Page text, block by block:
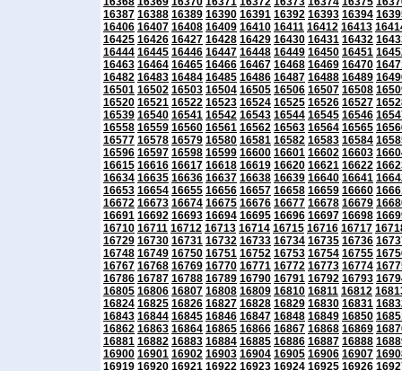
16387 16388 16389 16390 16391 16392 16393 16394
16406 16407 16408 16409 16410 16411 16412 16413
16425 16426 16427 16428 16429 16430 16431 16432
16444 16445 16446 16447 16448 16449 16450 16451
16463 16464 16465 16466 16467 16468 16469 16470
16482 16483 16484 16485 16486 16487 16488 16489
16501 16502 16503 16504 16505 16506 16507 16508
16520 16521 16522 16523 16524 16525 16526 16527
16539 16540 16541 16542 16543 16544 16545 16546
16558 16559 16560 16561 16562 16563 16564 16565
16577 16578 16579 16580 16581 16582 16583 16584
16596 16597 16598 16599 16600 16601 16602 16603
16615 16616 16617 16618 16619 16620 16621 16622
16634 16635 16636 16637 16638 16639 16640 16641
16653 16654 16655 16656 16657 16658 16659 16660
16672 16673 16674 16675 16676 16677 16678 16679
16691 16692 16693 16694 16695 16696 16697 16698
16710 16711 16712 16713 16714 16715 16716 16717
16729 16730 16731 16732 16733 16734 16735 16736
16748 16749 16750 16751 16752 16753 16754 16755
16767 16768 16769 16770 16771 16772 16773 16774
16786 16787 16788 16789 16790 16791 16792 16793
16805 16806 16807 16808 16809 16810 16811 16812
16824 16825 16826 16827 16828 16829 16830 16831
16843 16844 16845 16846 16847 16848 16849 16850
16862 16863 16864 16865 16866 16867 16868 16869
16881 16882 16883 16884 16885 16886 16887 16888
16900 16901 16902 16903 16904 16905 16906 16907
16919 16920 16921 16922 16923 16924 16925 16926